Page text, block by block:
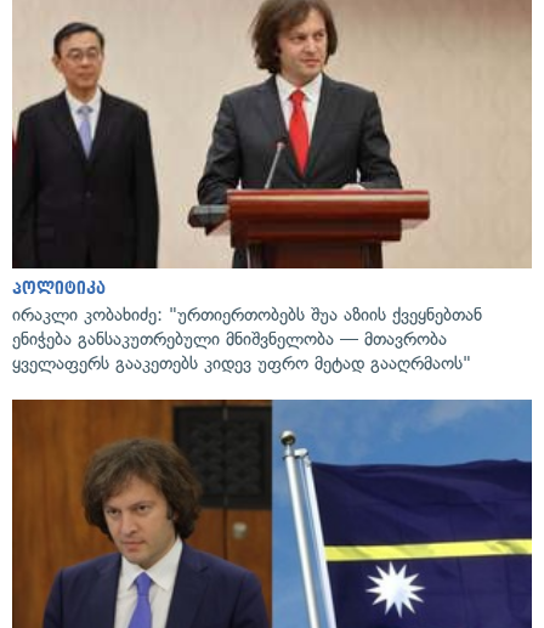
პოლიტიკა
ირაკლი კობახიძე: "ურთიერთობებს შუა აზიის ქვეყნებთან
ენიჭება განსაკუთრებული მნიშვნელობა — მთავრობა
ყველაფერს გააკეთებს კიდევ უფრო მეტად გააღრმაოს"